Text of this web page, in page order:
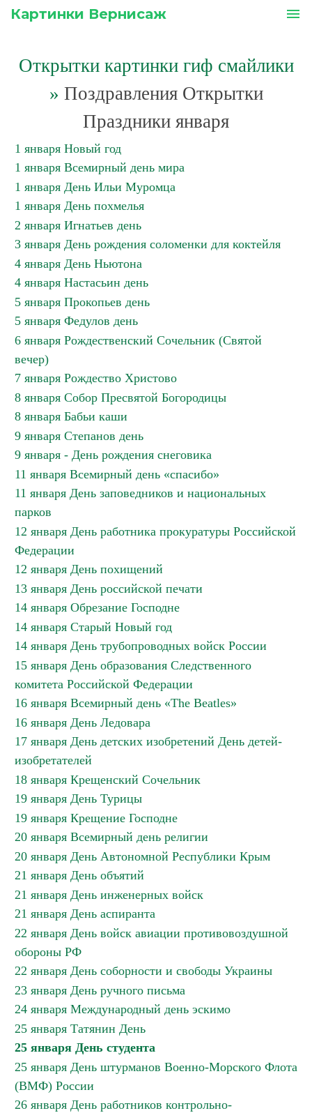
Картинки Вернисаж menu
Открытки картинки гиф смайлики
» Поздравления Открытки
Праздники января
1 января Новый год
1 января Всемирный день мира
1 января День Ильи Муромца
1 января День похмелья
2 января Игнатьев день
3 января День рождения соломенки для коктейля
4 января День Ньютона
4 января Настасьин день
5 января Прокопьев день
5 января Федулов день
6 января Рождественский Сочельник (Святой
вечер)
7 января Рождество Христово
8 января Собор Пресвятой Богородицы
8 января Бабьи каши
9 января Степанов день
9 января - День рождения снеговика
11 января Всемирный день «спасибо»
11 января День заповедников и национальных
парков
12 января День работника прокуратуры Российской
Федерации
12 января День похищений
13 января День российской печати
14 января Обрезание Господне
14 января Старый Новый год
14 января День трубопроводных войск России
15 января День образования Следственного
комитета Российской Федерации
16 января Всемирный день «The Beatles»
16 января День Ледовара
17 января День детских изобретений День детей-
изобретателей
18 января Крещенский Сочельник
19 января День Турицы
19 января Крещение Господне
20 января Всемирный день религии
20 января День Автономной Республики Крым
21 января День объятий
21 января День инженерных войск
21 января День аспиранта
22 января День войск авиации противовоздушной
обороны РФ
22 января День соборности и свободы Украины
23 января День ручного письма
24 января Международный день эскимо
25 января Татянин День
25 января День студента
25 января День штурманов Военно-Морского Флота
(ВМФ) России
26 января День работников контрольно-